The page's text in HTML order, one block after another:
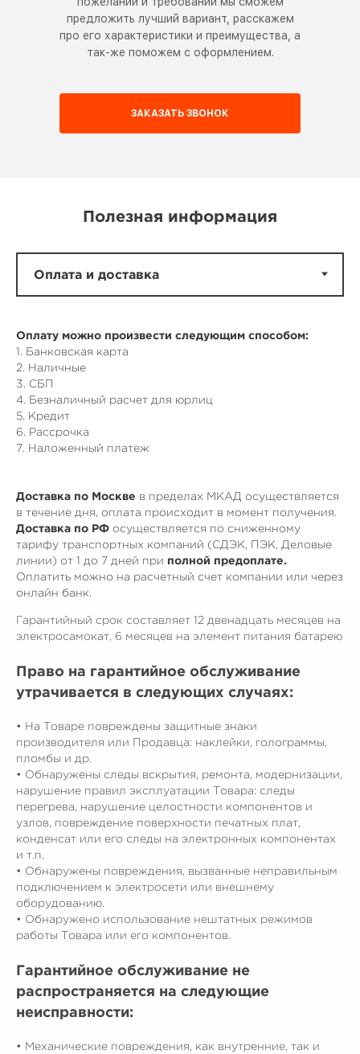
предложить лучший вариант, расскажем
про его характеристики и преимущества, а
так-же поможем с оформлением.
ЗАКАЗАТЬ ЗВОНОК
Полезная информация
Оплату можно произвести следующим способом:
1. Банковская карта
2. Наличные
3. СБП
4. Безналичный расчет для юрлиц
5. Кредит
6. Рассрочка
7. Наложенный платеж
Доставка по Москве в пределах МКАД осуществляется
в течение дня, оплата происходит в момент получения.
Доставка по РФ осуществляется по сниженному
тарифу транспортных компаний (СДЭК, ПЭК, Деловые
линии) от 1 до 7 дней при полной предоплате.
Оплатить можно на расчетный счет компании или через
онлайн банк.
Гарантийный срок составляет 12 двенадцать месяцев на
электросамокат, 6 месяцев на элемент питания батарею
Право на гарантийное обслуживание
утрачивается в следующих случаях:
• На Товаре повреждены защитные знаки
производителя или Продавца: наклейки, голограммы,
пломбы и др.
• Обнаружены следы вскрытия, ремонта, модернизации,
нарушение правил эксплуатации Товара: следы
перегрева, нарушение целостности компонентов и
узлов, повреждение поверхности печатных плат,
конденсат или его следы на электронных компонентах
и т.п.
• Обнаружены повреждения, вызванные неправильным
подключением к электросети или внешнему
оборудованию.
• Обнаружено использование нештатных режимов
работы Товара или его компонентов.
Гарантийное обслуживание не
распространяется на следующие
неисправности:
• Механические повреждения, как внутренние, так и